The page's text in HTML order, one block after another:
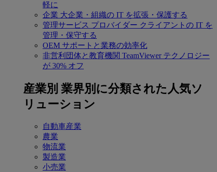
軽に
企業 大企業・組織の IT を拡張・保護する
管理サービス プロバイダー クライアントの IT を
管理・保守する
OEM サポートと業務の効率化
非営利団体と教育機関 TeamViewer テクノロジー
が 30% オフ
産業別 業界別に分類された人気ソ
リューション
自動車産業
農業
物流業
製造業
小売業